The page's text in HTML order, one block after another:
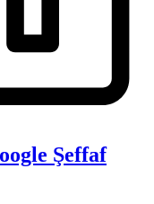
Şeffaf